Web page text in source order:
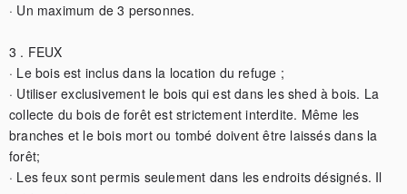
· Un maximum de 3 personnes.
3 . FEUX
· Le bois est inclus dans la location du refuge ;
· Utiliser exclusivement le bois qui est dans les shed à bois. La
collecte du bois de forêt est strictement interdite. Même les
branches et le bois mort ou tombé doivent être laissés dans la
forêt;
· Les feux sont permis seulement dans les endroits désignés. Il